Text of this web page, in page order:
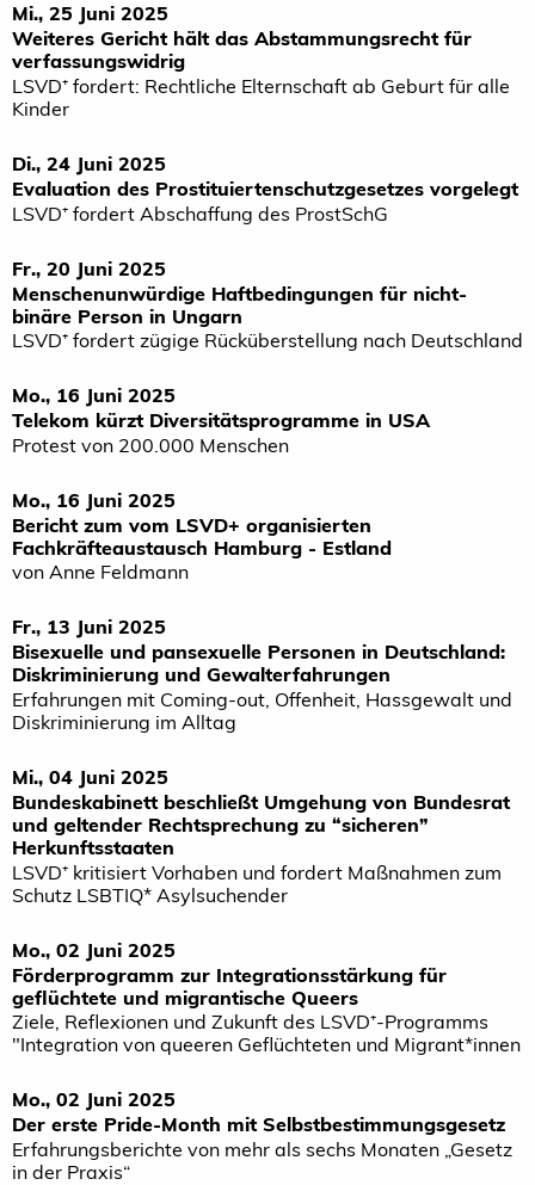
Mi., 25 Juni 2025
Weiteres Gericht hält das Abstammungsrecht für
verfassungswidrig
LSVD⁺ fordert: Rechtliche Elternschaft ab Geburt für alle
Kinder
Di., 24 Juni 2025
Evaluation des Prostituiertenschutzgesetzes vorgelegt
LSVD⁺ fordert Abschaffung des ProstSchG
Fr., 20 Juni 2025
Menschenunwürdige Haftbedingungen für nicht-
binäre Person in Ungarn
LSVD⁺ fordert zügige Rücküberstellung nach Deutschland
Mo., 16 Juni 2025
Telekom kürzt Diversitätsprogramme in USA
Protest von 200.000 Menschen
Mo., 16 Juni 2025
Bericht zum vom LSVD+ organisierten
Fachkräfteaustausch Hamburg - Estland
von Anne Feldmann
Fr., 13 Juni 2025
Bisexuelle und pansexuelle Personen in Deutschland:
Diskriminierung und Gewalterfahrungen
Erfahrungen mit Coming-out, Offenheit, Hassgewalt und
Diskriminierung im Alltag
Mi., 04 Juni 2025
Bundeskabinett beschließt Umgehung von Bundesrat
und geltender Rechtsprechung zu “sicheren”
Herkunftsstaaten
LSVD⁺ kritisiert Vorhaben und fordert Maßnahmen zum
Schutz LSBTIQ* Asylsuchender
Mo., 02 Juni 2025
Förderprogramm zur Integrationsstärkung für
geflüchtete und migrantische Queers
Ziele, Reflexionen und Zukunft des LSVD⁺-Programms
"Integration von queeren Geflüchteten und Migrant*innen
Mo., 02 Juni 2025
Der erste Pride-Month mit Selbstbestimmungsgesetz
Erfahrungsberichte von mehr als sechs Monaten „Gesetz
in der Praxis“